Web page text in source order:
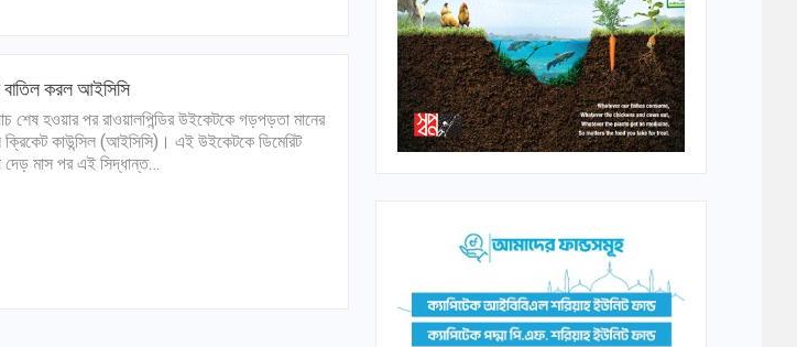
বাতিল করল আইসিসি
শেষ হওয়ার পর রাওয়ালপিন্ডির উইকেটকে গড়পড়তা মানের
ক্রিকেট কাউন্সিল (আইসিসি)। এই উইকেটকে ডিমেরিট
মাস পর এই সিদ্ধান্ত…